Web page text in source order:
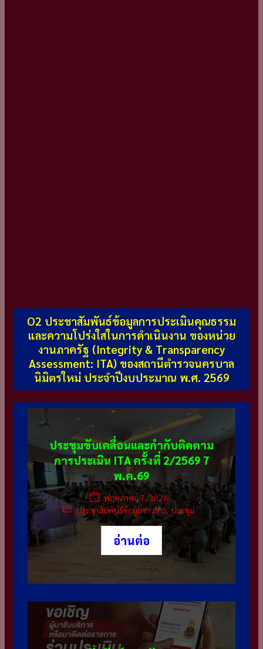
O2 ประชาสัมพันธ์ข้อมูลการประเมินคุณธรรม
และความโปร่งใสในการดำเนินงาน ของหน่วย
งานภาครัฐ (Integrity & Transparency
Assessment: ITA) ของสถานีตำรวจนครบาล
นิมิตรใหม่ ประจำปีงบประมาณ พ.ศ. 2569
ประชุมขับเคลื่อนและกำกับติดตาม
การประเมิน ITA ครั้งที่ 2/2569 7
พ.ค.69
พฤษภาคม 7, 2026
ประชาสัมพันธ์ข้อมูลข่าวสาร, ประชุม
อ่านต่อ